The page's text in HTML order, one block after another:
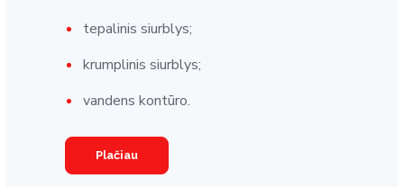
tepalinis siurblys;
krumplinis siurblys;
vandens kontūro.
Plačiau